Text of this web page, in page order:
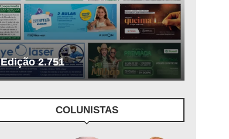
Edição 2.751
COLUNISTAS